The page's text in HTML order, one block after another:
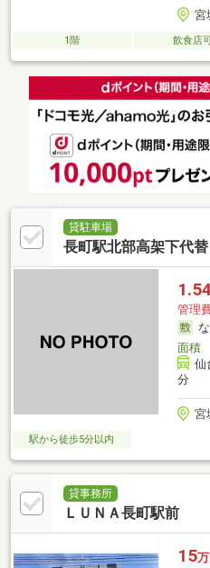
宮
1階 飲食店
貸駐車場
長町駅北部高架下代
管理
面積
仙
分
宮
駅から徒歩5分以内
貸事務所
ＬＵＮＡ長町駅前
15